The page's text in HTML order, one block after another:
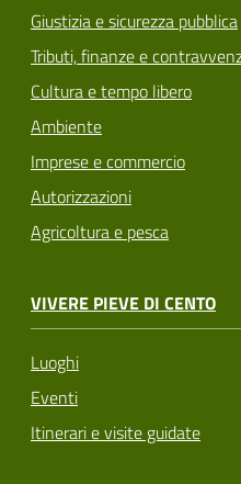
Giustizia e sicurezza pubblica
Tributi, finanze e
Cultura e tempo libero
Ambiente
Imprese e commercio
Autorizzazioni
Agricoltura e pesca
VIVERE PIEVE DI CENTO
Luoghi
Eventi
Itinerari e visite guidate